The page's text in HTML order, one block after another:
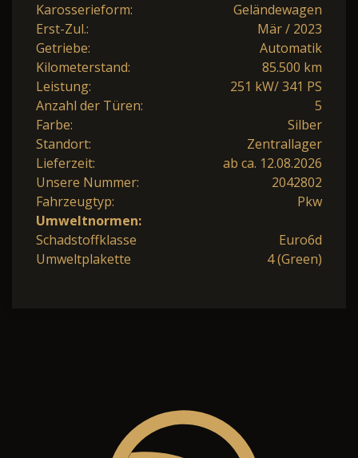
Karosserieform:
Geländewagen
Erst-Zul.:
Mär / 2023
Getriebe:
Automatik
Kilometerstand:
85.500 km
Leistung:
251 kW/ 341 PS
Anzahl der Türen:
5
Farbe:
Silber
Standort:
Zentrallager
Lieferzeit:
ab ca. 12.08.2026
Unsere Nummer:
2042802
Fahrzeugtyp:
Pkw
Umweltnormen:
Schadstoffklasse
Euro6d
Umweltplakette
4 (Green)